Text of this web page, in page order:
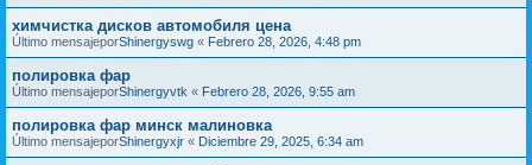
химчистка дисков автомобиля цена
Último mensajeporShinergyswg « Febrero 28, 2026, 4:48 pm
полировка фар
Último mensajeporShinergyvtk « Febrero 28, 2026, 9:55 am
полировка фар минск малиновка
Último mensajeporShinergyxjr « Diciembre 29, 2025, 6:34 am